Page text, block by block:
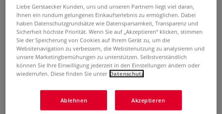
Leha® Aufsteller für
Bilderrahmen
0 Bewertungen
Liebe Gerstaecker Kunden, uns und unseren Partnern liegt viel daran,
Ihnen ein rundum gelungenes Einkaufserlebnis zu ermöglichen. Dabei
haben Datenschutzgrundsätze wie Datensparsamkeit, Transparenz und
Sicherheit höchste Priorität. Wenn Sie auf „Akzeptieren“ klicken, stimmen
Sie der Speicherung von Cookies auf Ihrem Gerät zu, um die
Websitenavigation zu verbessern, die Websitenutzung zu analysieren und
unsere Marketingbemühungen zu unterstützen. Selbstverständlich
können Sie Ihre Einwilligung jederzeit in den Einstellungen ändern oder
wiederrufen. Diese finden Sie unter Datenschutz
Ablehnen Akzeptieren